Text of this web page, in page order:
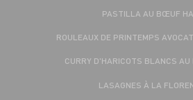
PASTILLA AU BŒUF
ROULEAUX DE PRINTEMPS
CURRY D'HARICOTS BLANCS AU
LASAGNES À LA